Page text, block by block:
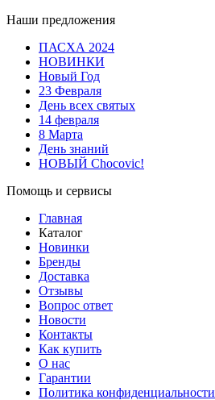
Наши предложения
ПАСХА 2024
НОВИНКИ
Новый Год
23 Февраля
День всех святых
14 февраля
8 Марта
День знаний
НОВЫЙ Chocovic!
Помощь и сервисы
Главная
Каталог
Новинки
Бренды
Доставка
Отзывы
Вопрос ответ
Новости
Контакты
Как купить
О нас
Гарантии
Политика конфиденциальности